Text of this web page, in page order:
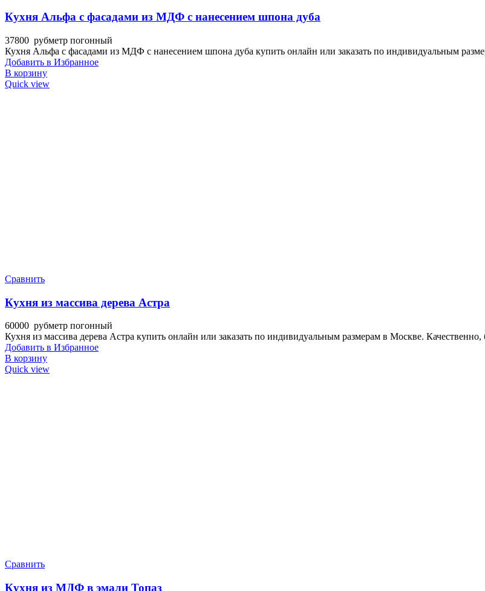
Кухня Альфа с фасадами из МДФ с нанесением шпона дуба
37800 рубметр погонный
Кухня Альфа с фасадами из МДФ с нанесением шпона дуба купить онлайн или заказать по индивидуальным
Добавить в Избранное
В корзину
Quick view
Сравнить
Кухня из массива дерева Астра
60000 рубметр погонный
Кухня из массива дерева Астра купить онлайн или заказать по индивидуальным размерам в Москве. Качественно,
Добавить в Избранное
В корзину
Quick view
Сравнить
Кухня из МДФ в эмали Топаз